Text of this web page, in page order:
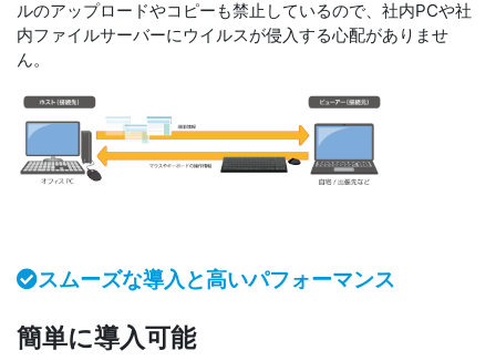
ルのアップロードやコピーも禁止しているので、社内PCや社
内ファイルサーバーにウイルスが侵入する心配がありませ
ん。
スムーズな導入と高いパフォーマンス
簡単に導入可能